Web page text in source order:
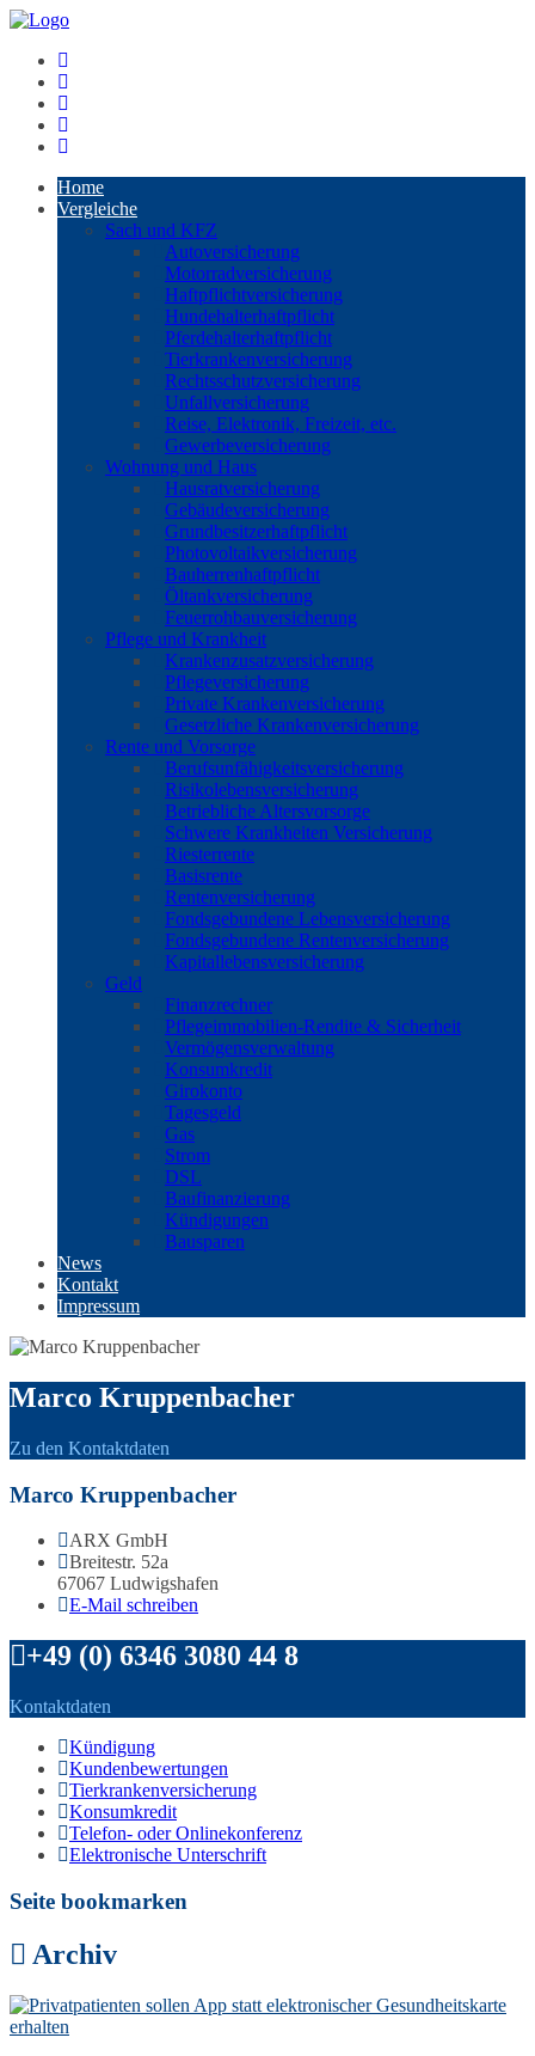
Home
Vergleiche
Sach und KFZ
Autoversicherung
Motorradversicherung
Haftpflichtversicherung
Hundehalterhaftpflicht
Pferdehalterhaftpflicht
Tierkrankenversicherung
Rechtsschutzversicherung
Unfallversicherung
Reise, Elektronik, Freizeit, etc.
Gewerbeversicherung
Wohnung und Haus
Hausratversicherung
Gebäudeversicherung
Grundbesitzerhaftpflicht
Photovoltaikversicherung
Bauherrenhaftpflicht
Öltankversicherung
Feuerrohbauversicherung
Pflege und Krankheit
Krankenzusatzversicherung
Pflegeversicherung
Private Krankenversicherung
Gesetzliche Krankenversicherung
Rente und Vorsorge
Berufs­unfähigkeitsversicherung
Risikolebensversicherung
Betriebliche Altersvorsorge
Schwere Krankheiten Versicherung
Riesterrente
Basisrente
Rentenversicherung
Fondsgebundene Lebensversicherung
Fondsgebundene Rentenversicherung
Kapitallebensversicherung
Geld
Finanzrechner
Pflegeimmobilien-Rendite & Sicherheit
Vermögensverwaltung
Konsumkredit
Girokonto
Tagesgeld
Gas
Strom
DSL
Baufinanzierung
Kündigungen
Bausparen
News
Kontakt
Impressum
Marco Kruppenbacher
Zu den Kontaktdaten
Marco Kruppenbacher
ARX GmbH
Breitestr. 52a
67067 Ludwigshafen
E-Mail schreiben
+49 (0) 6346 3080 44 8
Kontaktdaten
Kündigung
Kundenbewertungen
Tierkrankenversicherung
Konsumkredit
Telefon- oder Onlinekonferenz
Elektronische Unterschrift
Seite bookmarken
Archiv